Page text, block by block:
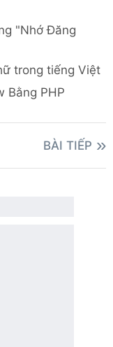
"Nhớ Đăng
trong tiếng Việt
Bằng PHP
BÀI TIẾP